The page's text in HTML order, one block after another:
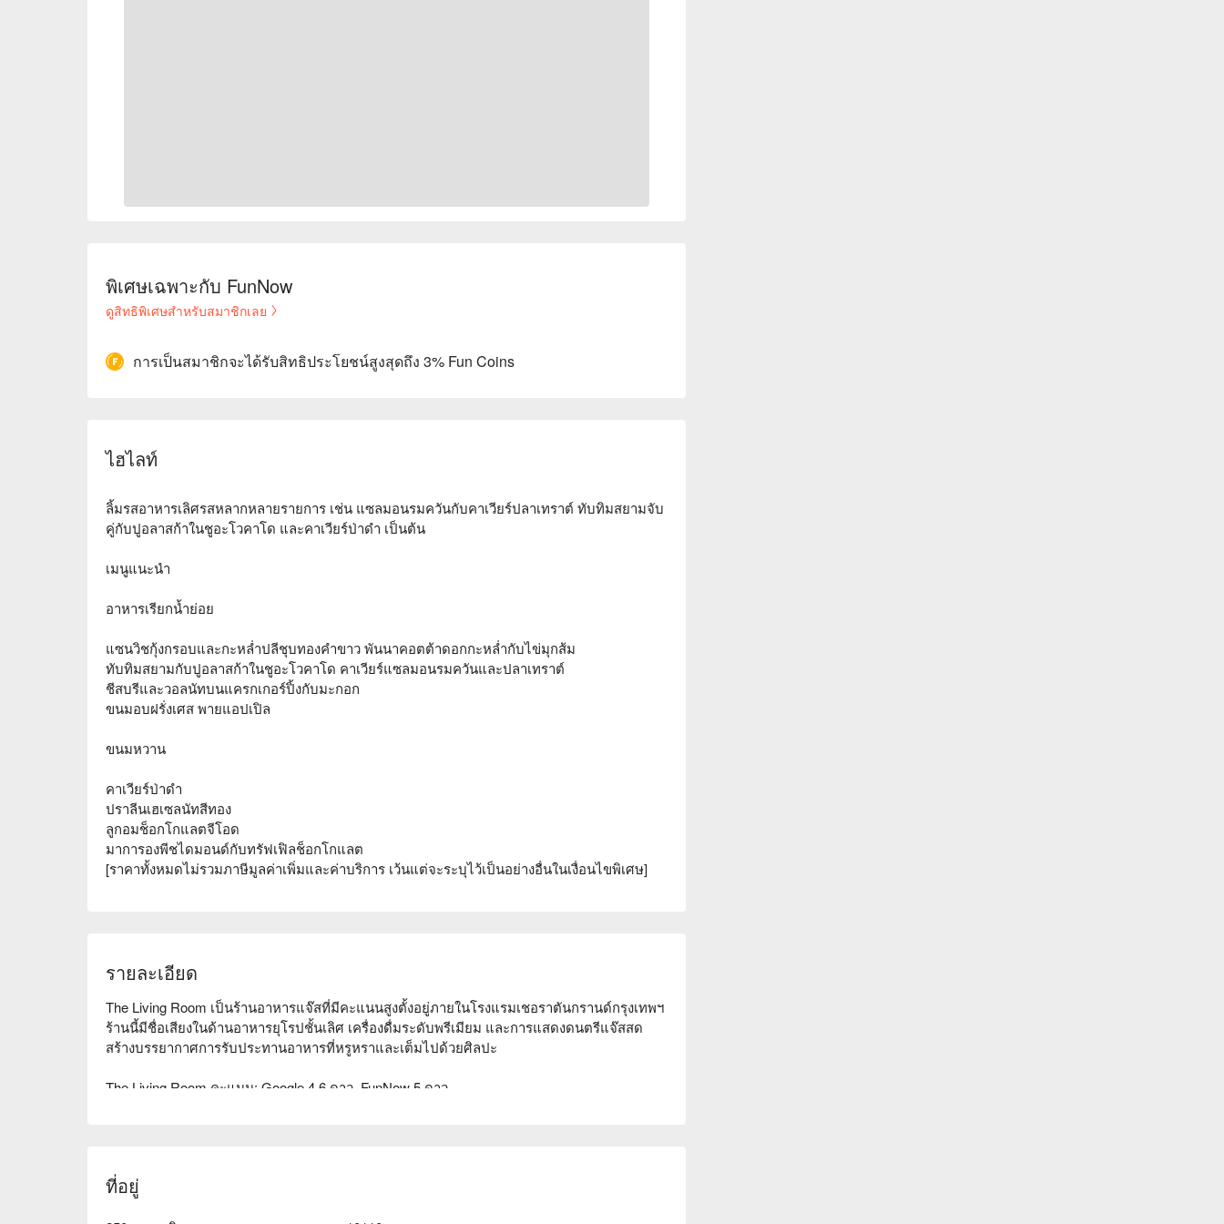
พิเศษเฉพาะกับ FunNow
ดูสิทธิพิเศษสำหรับสมาชิกเลย
การเป็นสมาชิกจะได้รับสิทธิประโยชน์สูงสุดถึง 3% Fun Coins
ไฮไลท์
ลิ้มรสอาหารเลิศรสหลากหลายรายการ เช่น แซลมอนรมควันกับคาเวียร์ปลาเทราต์ ทับทิมสยามจับ
คู่กับปูอลาสก้าในชูอะโวคาโด และคาเวียร์ป่าดำ เป็นต้น
เมนูแนะนำ
อาหารเรียกน้ำย่อย
แซนวิชกุ้งกรอบและกะหล่ำปลีชุบทองคำขาว พันนาคอตต้าดอกกะหล่ำกับไข่มุกส้ม
ทับทิมสยามกับปูอลาสก้าในชูอะโวคาโด คาเวียร์แซลมอนรมควันและปลาเทราต์
ชีสบรีและวอลนัทบนแครกเกอร์ปิ้งกับมะกอก
ขนมอบฝรั่งเศส พายแอปเปิล
ขนมหวาน
คาเวียร์ป่าดำ
ปราลีนเฮเซลนัทสีทอง
ลูกอมช็อกโกแลตจีโอด
มาการองพีชไดมอนด์กับทรัฟเฟิลช็อกโกแลต
[ราคาทั้งหมดไม่รวมภาษีมูลค่าเพิ่มและค่าบริการ เว้นแต่จะระบุไว้เป็นอย่างอื่นในเงื่อนไขพิเศษ]
รายละเอียด
The Living Room เป็นร้านอาหารแจ๊สที่มีคะแนนสูงตั้งอยู่ภายในโรงแรมเชอราตันกรานด์กรุงเทพฯ
ร้านนี้มีชื่อเสียงในด้านอาหารยุโรปชั้นเลิศ เครื่องดื่มระดับพรีเมียม และการแสดงดนตรีแจ๊สสด
สร้างบรรยากาศการรับประทานอาหารที่หรูหราและเต็มไปด้วยศิลปะ
The Living Room คะแนน: Google 4.6 ดาว, FunNow 5 ดาว
ที่อยู่